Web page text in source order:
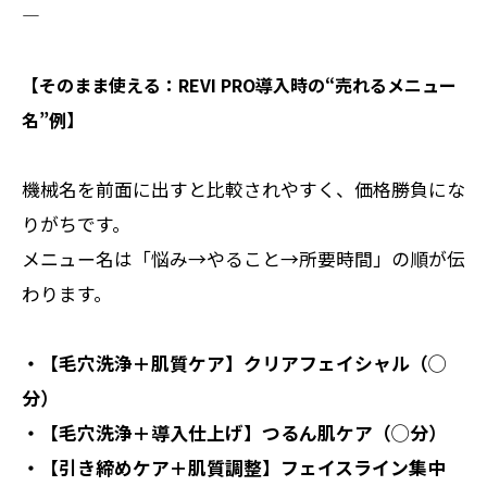
――――――――――
【そのまま使える：REVI PRO導入時の“売れるメニュー
名”例】
機械名を前面に出すと比較されやすく、価格勝負にな
りがちです。
メニュー名は「悩み→やること→所要時間」の順が伝
わります。
・【毛穴洗浄＋肌質ケア】クリアフェイシャル（◯
分）
・【毛穴洗浄＋導入仕上げ】つるん肌ケア（◯分）
・【引き締めケア＋肌質調整】フェイスライン集中